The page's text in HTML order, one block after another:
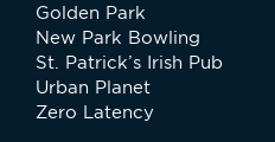
Golden Park
New Park Bowling
St. Patrick’s Irish Pub
Urban Planet
Zero Latency